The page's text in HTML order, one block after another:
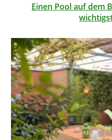
Einen Pool auf dem